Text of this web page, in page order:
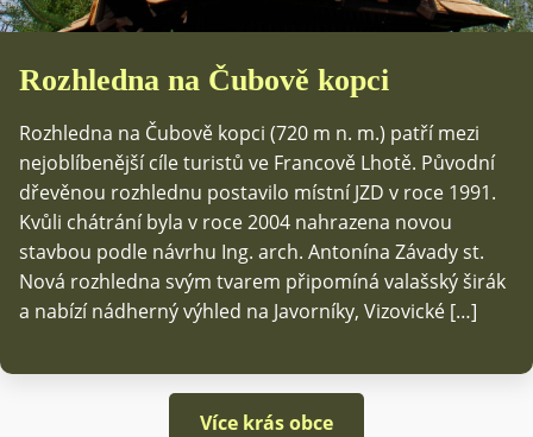
Rozhledna na Čubově kopci
Rozhledna na Čubově kopci (720 m n. m.) patří mezi
nejoblíbenější cíle turistů ve Francově Lhotě. Původní
dřevěnou rozhlednu postavilo místní JZD v roce 1991.
Kvůli chátrání byla v roce 2004 nahrazena novou
stavbou podle návrhu Ing. arch. Antonína Závady st.
Nová rozhledna svým tvarem připomíná valašský širák
a nabízí nádherný výhled na Javorníky, Vizovické […]
Více krás obce